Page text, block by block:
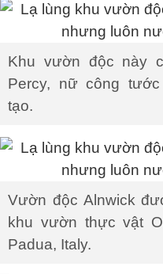
Khu vườn độc này
Percy, nữ công
tạo.
Vườn độc Alnwick
khu vườn thực vật
Padua, Italy.